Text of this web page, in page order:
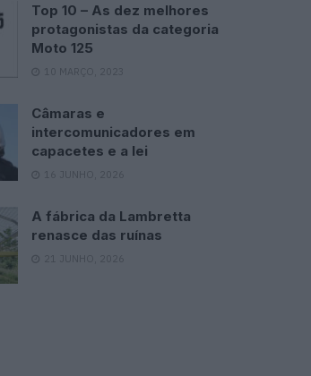
Top 10 – As dez melhores
protagonistas da categoria
Moto 125
10 MARÇO, 2023
Câmaras e
intercomunicadores em
capacetes e a lei
16 JUNHO, 2026
A fábrica da Lambretta
renasce das ruínas
21 JUNHO, 2026